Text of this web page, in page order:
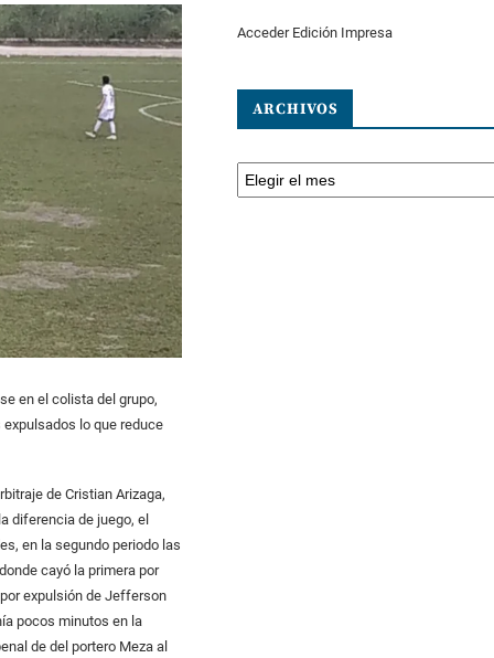
en el colista del grupo,
lo que reduce
de Cristian Arizaga,
diferencia de juego, el
en la segundo periodo las
cayó la primera por
expulsión de Jefferson
pocos minutos en la
de del portero Meza al
Acceder Edición Impresa
ARCHIVOS